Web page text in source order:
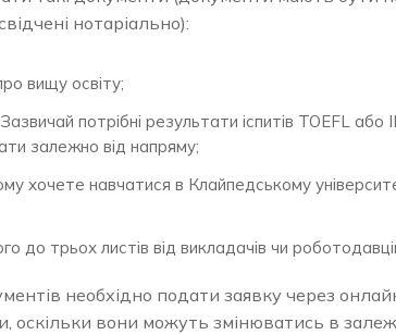
нотаріально):
вищу освіту;
потрібні результати іспитів TOEFL або
залежно від напряму;
хочете навчатися в Клайпедському
до трьох листів від викладачів чи
необхідно подати заявку через
оскільки вони можуть змінюватись в